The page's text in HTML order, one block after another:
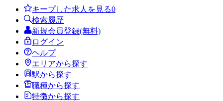
キープした求人を見る0
検索履歴
新規会員登録(無料)
ログイン
ヘルプ
エリアから探す
駅から探す
職種から探す
特徴から探す